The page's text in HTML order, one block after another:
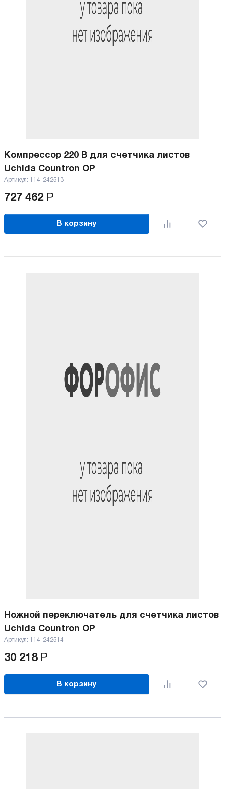
Компрессор 220 В для счетчика листов
Uchida Countron OP
Артикул: 114-242513
727 462 Р
В корзину
Ножной переключатель для счетчика листов
Uchida Countron OP
Артикул: 114-242514
30 218 Р
В корзину